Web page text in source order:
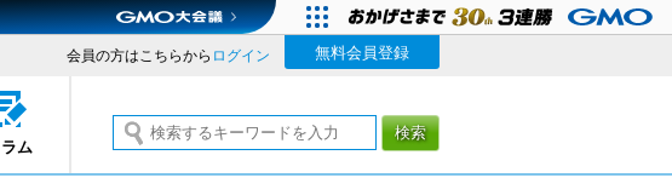
ム
会員の方はこちらから ログイン 無料会員登録
検索